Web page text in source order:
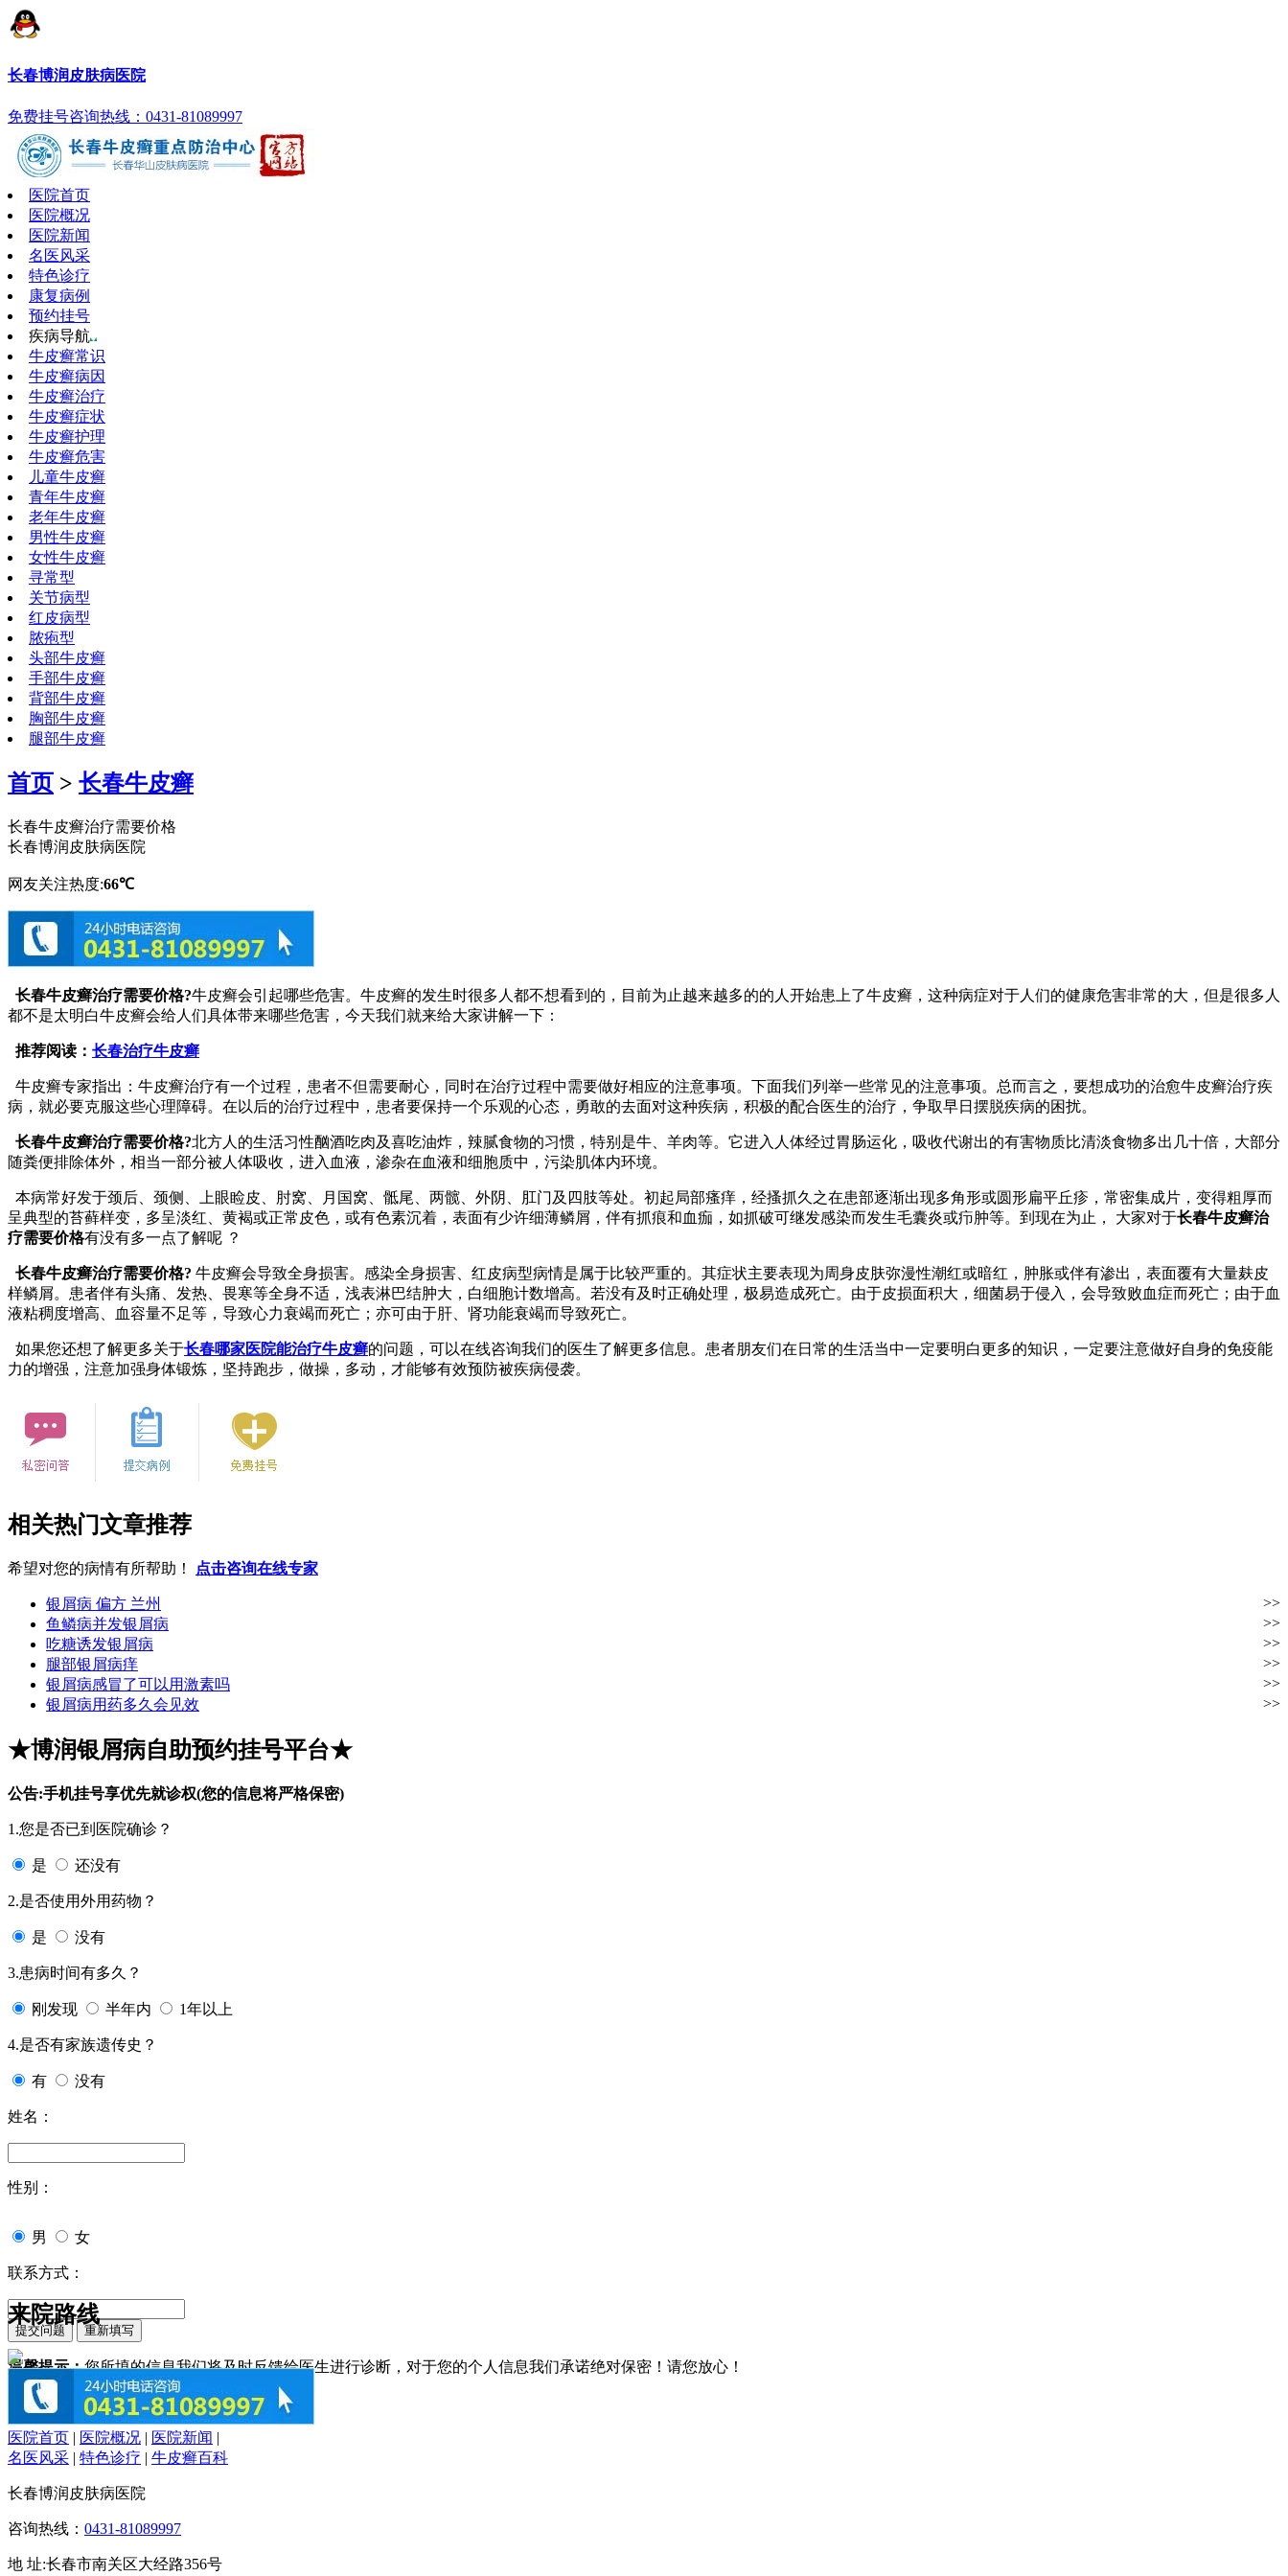
长春博润皮肤病医院
免费挂号咨询热线：0431-81089997
医院首页
医院概况
医院新闻
名医风采
特色诊疗
康复病例
预约挂号
疾病导航
牛皮癣常识
牛皮癣病因
牛皮癣治疗
牛皮癣症状
牛皮癣护理
牛皮癣危害
儿童牛皮癣
青年牛皮癣
老年牛皮癣
男性牛皮癣
女性牛皮癣
寻常型
关节病型
红皮病型
脓疱型
头部牛皮癣
手部牛皮癣
背部牛皮癣
胸部牛皮癣
腿部牛皮癣
首页 > 长春牛皮癣
长春牛皮癣治疗需要价格
长春博润皮肤病医院
网友关注热度:66℃
长春牛皮癣治疗需要价格?牛皮癣会引起哪些危害。牛皮癣的发生时很多人都不想看到的，目前为止越来越多的的人开始患上了牛皮癣，这种病症对于人们的健康危害非常的大，但是很多人
都不是太明白牛皮癣会给人们具体带来哪些危害，今天我们就来给大家讲解一下：
推荐阅读： 长春治疗牛皮癣
牛皮癣专家指出：牛皮癣治疗有一个过程，患者不但需要耐心，同时在治疗过程中需要做好相应的注意事项。下面我们列举一些常见的注意事项。总而言之，要想成功的治愈牛皮癣治疗疾
病，就必要克服这些心理障碍。在以后的治疗过程中，患者要保持一个乐观的心态，勇敢的去面对这种疾病，积极的配合医生的治疗，争取早日摆脱疾病的困扰。
长春牛皮癣治疗需要价格?北方人的生活习性酗酒吃肉及喜吃油炸，辣腻食物的习惯，特别是牛、羊肉等。它进入人体经过胃肠运化，吸收代谢出的有害物质比清淡食物多出几十倍，大部分
随粪便排除体外，相当一部分被人体吸收，进入血液，渗杂在血液和细胞质中，污染肌体内环境。
本病常好发于颈后、颈侧、上眼睑皮、肘窝、月国窝、骶尾、两髋、外阴、肛门及四肢等处。初起局部瘙痒，经搔抓久之在患部逐渐出现多角形或圆形扁平丘疹，常密集成片，变得粗厚而
呈典型的苔藓样变，多呈淡红、黄褐或正常皮色，或有色素沉着，表面有少许细薄鳞屑，伴有抓痕和血痂，如抓破可继发感染而发生毛囊炎或疖肿等。到现在为止， 大家对于长春牛皮癣治
疗需要价格有没有多一点了解呢 ？
长春牛皮癣治疗需要价格? 牛皮癣会导致全身损害。感染全身损害、红皮病型病情是属于比较严重的。其症状主要表现为周身皮肤弥漫性潮红或暗红，肿胀或伴有渗出，表面覆有大量麸皮
样鳞屑。患者伴有头痛、发热、畏寒等全身不适，浅表淋巴结肿大，白细胞计数增高。若没有及时正确处理，极易造成死亡。由于皮损面积大，细菌易于侵入，会导致败血症而死亡；由于血
液粘稠度增高、血容量不足等，导致心力衰竭而死亡；亦可由于肝、肾功能衰竭而导致死亡。
如果您还想了解更多关于长春哪家医院能治疗牛皮癣的问题，可以在线咨询我们的医生了解更多信息。患者朋友们在日常的生活当中一定要明白更多的知识，一定要注意做好自身的免疫能
力的增强，注意加强身体锻炼，坚持跑步，做操，多动，才能够有效预防被疾病侵袭。
相关热门文章推荐
希望对您的病情有所帮助！ 点击咨询在线专家
银屑病 偏方 兰州
>>
鱼鳞病并发银屑病
>>
吃糖诱发银屑病
>>
腿部银屑病痒
>>
银屑病感冒了可以用激素吗
>>
银屑病用药多久会见效
>>
★博润银屑病自助预约挂号平台★
公告:手机挂号享优先就诊权(您的信息将严格保密)
1.您是否已到医院确诊？
是 还没有
2.是否使用外用药物？
是 没有
3.患病时间有多久？
刚发现 半年内 1年以上
4.是否有家族遗传史？
有 没有
姓名：
性别：
男 女
联系方式：
温馨提示：您所填的信息我们将及时反馈给医生进行诊断，对于您的个人信息我们承诺绝对保密！请您放心！
来院路线
医院首页 | 医院概况 | 医院新闻 |
名医风采 | 特色诊疗 | 牛皮癣百科
长春博润皮肤病医院
咨询热线： 0431-81089997
地 址:长春市南关区大经路356号